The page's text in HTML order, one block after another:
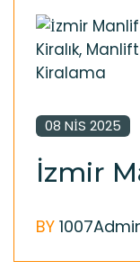
08 NIS 2025
İzmir
BY